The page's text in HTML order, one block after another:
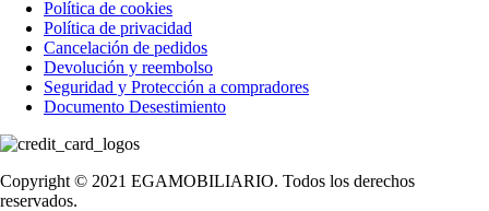
Política de cookies
Política de privacidad
Cancelación de pedidos
Devolución y reembolso
Seguridad y Protección a compradores
Documento Desestimiento
Copyright © 2021 EGAMOBILIARIO. Todos los derechos
reservados.